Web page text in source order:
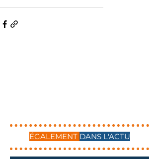
ÉGALEMENT DANS L'ACTU